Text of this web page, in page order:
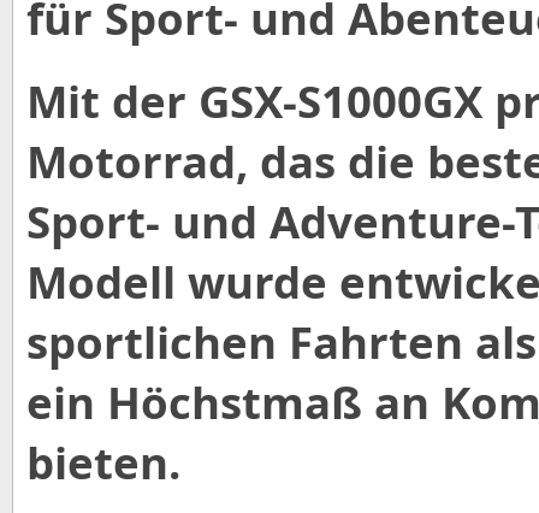
für Sport- und
Mit der GSX-S1000GX
Motorrad, das die
Sport- und Adventure-
Modell wurde
sportlichen Fahrten
ein Höchstmaß an
bieten.